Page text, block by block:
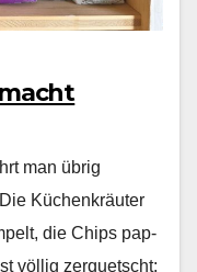
man übrig
Küchenkräuter
die Chips pap­
völ­lig zer­quetscht: